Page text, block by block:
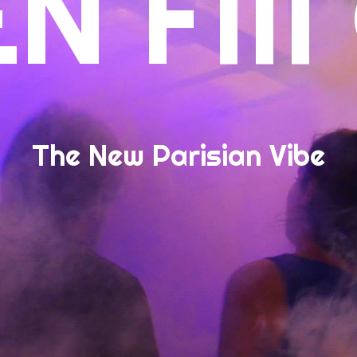
The New Parisian Vibe